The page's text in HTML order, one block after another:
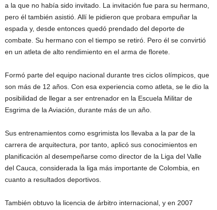
a la que no había sido invitado. La invitación fue para su hermano,
pero él también asistió. Allí le pidieron que probara empuñar la
espada y, desde entonces quedó prendado del deporte de
combate. Su hermano con el tiempo se retiró. Pero él se convirtió
en un atleta de alto rendimiento en el arma de florete.
Formó parte del equipo nacional durante tres ciclos olímpicos, que
son más de 12 años. Con esa experiencia como atleta, se le dio la
posibilidad de llegar a ser entrenador en la Escuela Militar de
Esgrima de la Aviación, durante más de un año.
Sus entrenamientos como esgrimista los llevaba a la par de la
carrera de arquitectura, por tanto, aplicó sus conocimientos en
planificación al desempeñarse como director de la Liga del Valle
del Cauca, considerada la liga más importante de Colombia, en
cuanto a resultados deportivos.
También obtuvo la licencia de árbitro internacional, y en 2007